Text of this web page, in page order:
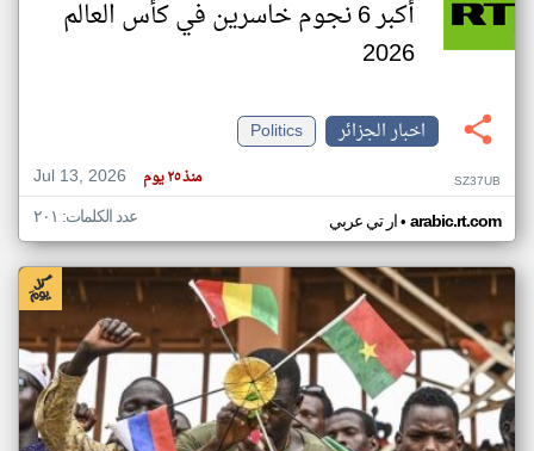
أكبر 6 نجوم خاسرين في كأس العالم
2026
اخبار الجزائر
Politics
Jul 13, 2026
منذ ٢٥ يوم SZ37UB
ار تي عربي• arabic.rt.com عدد الكلمات: ٢٠١